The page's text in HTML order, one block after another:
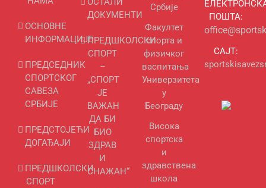
ОСНОВНЕ
ИНФОРМАЦИЈЕ
ПРЕДСЕДНИК
СПОРТСКОГ
САВЕЗА
СРБИЈЕ
ПРЕДСТОЈЕЋИ
ДОГАЂАЈИ
ПРЕДШКОЛСКИ
СПОРТ
ДОКУМЕНТИ
ПРЕДШКОЛСКИ
СПОРТ
–
„СПОРТ
ЈЕ
ВАЖАН
ДА БИ
БИО
ЗДРАВ
И
СНАЖАН“
Србије
Факултет
спорта и
физичког
васпитања
Универзитета
у
Београду
Висока
спортска
и
здравствена
школа
ПОШТА:
САЈТ: